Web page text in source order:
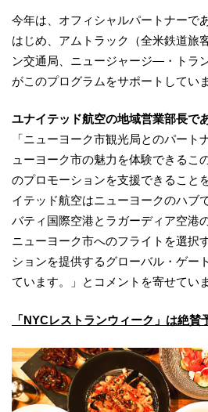
今年は、オフィシャルパートナーで
はじめ、アムトラック（全米鉄道旅
ン交通局、ニュージャージ―・トラ
がこのプログラムをサポートしていま
ユナイテッド航空の地域営業部長で
「ニューヨーク市観光局とのパート
ューヨーク市の魅力を体験できるこ
のプロモーションを支援できること
イテッド航空はニューヨークのハブ
バティ国際空港とラガーディア空港
ニューヨーク市へのフライトを選択
ションを提供するグローバル・ゲー
ています。」とコメントを寄せていま
「NYCレストランウィーク」は絶賛